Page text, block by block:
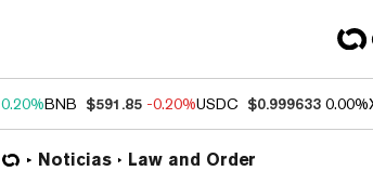
0.20%BNB $591.85 -0.20%USDC $0.999633 0.00%
Noticias Law and Order